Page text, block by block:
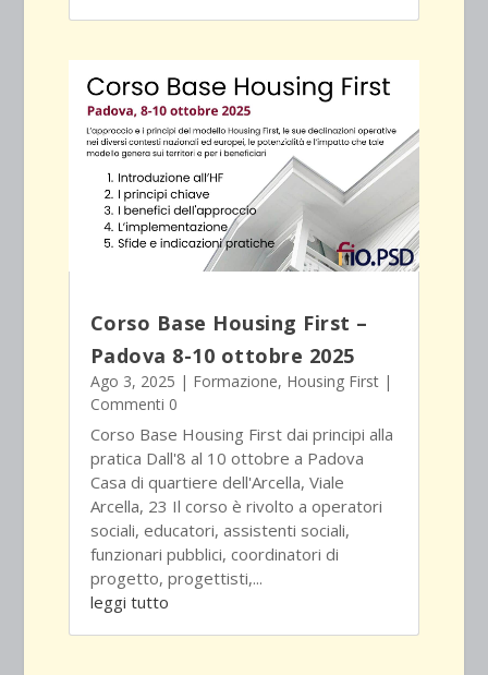
Corso Base Housing First –
Padova 8-10 ottobre 2025
Ago 3, 2025 | Formazione, Housing First|
Commenti 0
Corso Base Housing First dai principi alla
pratica Dall'8 al 10 ottobre a Padova
Casa di quartiere dell'Arcella, Viale
Arcella, 23 Il corso è rivolto a operatori
sociali, educatori, assistenti sociali,
funzionari pubblici, coordinatori di
progetto, progettisti,...
leggi tutto